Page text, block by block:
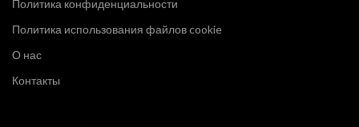
Политика конфиденциальности
Политика использования файлов cookie
О нас
Контакты